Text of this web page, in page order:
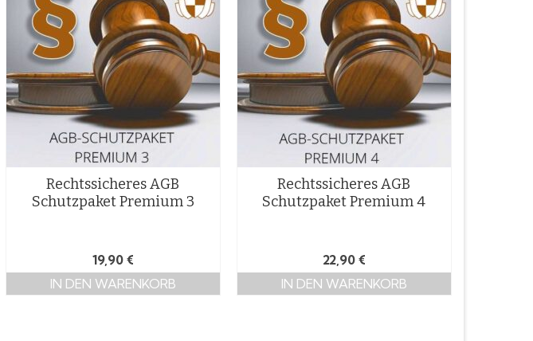
Rechtssicheres AGB
Schutzpaket Premium 3
19,90€
IN DEN WARENKORB
Rechtssicheres AGB
Schutzpaket Premium 4
22,90€
IN DEN WARENKORB